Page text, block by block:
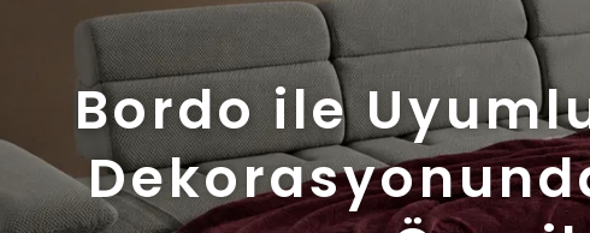
Bordo ile